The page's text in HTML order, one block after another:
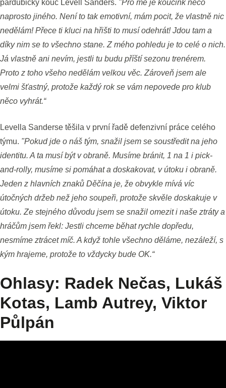
pardubický kouč Levell Sanders. "Pro mě je koučink něco
naprosto jiného. Není to tak emotivní, mám pocit, že vlastně nic
nedělám! Přece ti kluci na hřišti to musí odehrát! Jdou tam a
díky nim se to všechno stane. Z mého pohledu je to celé o nich.
Já vlastně ani nevím, jestli tu budu příští sezonu trenérem.
Proto z toho všeho nedělám velkou věc. Zároveň jsem ale
velmi šťastný, protože každý rok se vám nepovede pro klub
něco vyhrát.“
Levella Sanderse těšila v první řadě defenzivní práce celého
týmu. "Pokud jde o náš tým, snažil jsem se soustředit na jeho
identitu. A ta musí být v obraně. Musíme bránit, 1 na 1 i pick-
and-rolly, musíme si pomáhat a doskakovat, v útoku i obraně.
Jeden z hlavních znaků Děčína je, že obvykle mívá víc
útočných držeb než jeho soupeři, protože skvěle doskakuje v
útoku. Ze stejného důvodu jsem se snažil omezit i naše ztráty a
hráčům jsem řekl: Jestli chceme běhat rychle dopředu,
nesmíme ztrácet míč. A když tohle všechno děláme, nezáleží, s
kým hrajeme, protože to vždycky bude OK.“
Ohlasy: Radek Nečas, Lukáš
Kotas, Lamb Autrey, Viktor
Půlpán